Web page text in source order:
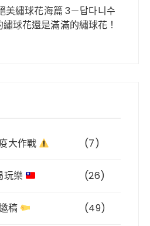
美繡球花海篇 3－답다니수
球花還是滿滿的繡球花！
大作戰 (7)
玩樂 (26)
稿 (49)